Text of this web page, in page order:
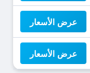
عرض الأسعار
عرض الأسعار